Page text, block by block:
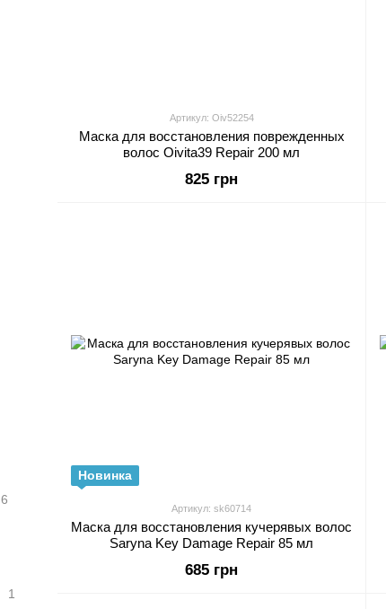
Артикул: Oiv52254
Маска для восстановления поврежденных
волос Oivita39 Repair 200 мл
825 грн
Новинка
Артикул: sk60714
Маска для восстановления кучерявых волос
Saryna Key Damage Repair 85 мл
685 грн
6
1